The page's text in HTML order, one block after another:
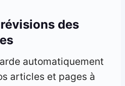
des
automatiquement
articles et pages à